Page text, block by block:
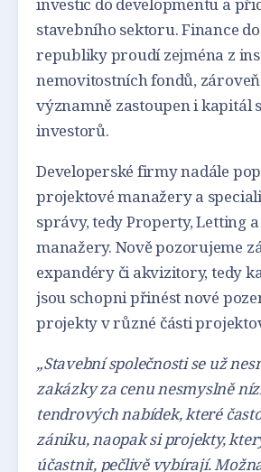
stavebního sektoru. Finance do
republiky proudí zejména z
nemovitostních fondů,
významně zastoupen i kapitál
investorů.
Developerské firmy nadále
projektové manažery a
správy, tedy Property, Letting a
manažery. Nově pozorujeme
expandéry či akvizitory, tedy
jsou schopni přinést nové
projekty v různé části
„Stavební společnosti se už
zakázky za cenu nesmyslně
tendrových nabídek, které
zániku, naopak si projekty,
účastnit, pečlivě vybírají.